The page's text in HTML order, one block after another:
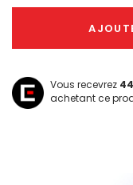
Vous recevrez 44
achetant ce